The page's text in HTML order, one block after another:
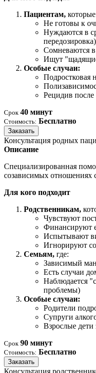
Пациентам,
Не готовы к
Нуждаются в
передозировка)
Сомневаются
Ищут
Особые случаи:
Подростковая
Рецидив после
Срок 40 минут
Стоимость: Бесплатно
Заказать
Консультация родных
Описание
Специализированная
созависимых отношениях
Для кого подходит
Родственникам,
Чувствуют
Финансируют
Испытывают
Игнорируют
Семьям, где:
Зависимый
Есть случаи
Наблюдается
проблемы)
Особые случаи:
Родители
Супруги
Взрослые
Срок 90 минут
Стоимость: Бесплатно
Заказать
Консультация